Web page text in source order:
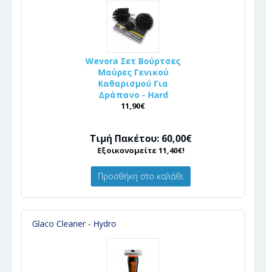
Wevora Σετ Βούρτσες
Μαύρες Γενικού
Καθαρισμού Για
Δράπανο - Hard
11,90€
Τιμή Πακέτου: 60,00€
Εξοικονομείτε 11,40€!
Προσθήκη στο καλάθι
Glaco Cleaner - Hydro